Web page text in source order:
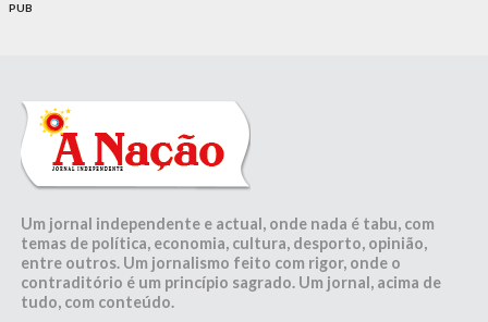
PUB
Um jornal independente e actual, onde nada é tabu, com
temas de política, economia, cultura, desporto, opinião,
entre outros. Um jornalismo feito com rigor, onde o
contraditório é um princípio sagrado. Um jornal, acima de
tudo, com conteúdo.